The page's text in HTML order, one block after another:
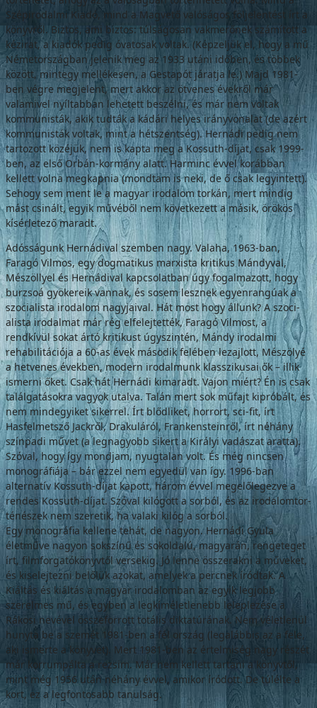
Szépirodalmi Kiadó, mind a Magvető valóságos följelentést írt a
könyvről. Biztos, ami biztos: túlságosan vakmerőnek számí­tott a
kézirat, a kiadók pedig óvatosak voltak. (Képzeljük el, hogy a mű
Németországban jelenik meg az 1933 utáni időben, és többek
között, mintegy mellékesen, a Gestapót járat­ja le.) Majd 1981-
ben végre megjelent, mert akkor az ötvenes évekről már
valamivel nyíl­tabban lehetett beszélni, és már nem voltak
kommunisták, akik tudták a kádári helyes irányvonalat (de azért
kommunisták voltak, mint a hétszentség). Hernádi pedig nem
tar­tozott közéjük, nem is kapta meg a Kossuth-díjat, csak 1999-
ben, az első Orbán-kormány alatt. Harminc évvel korábban
kellett volna megkapnia (mondtam is neki, de ő csak le­gyintett).
Sehogy sem ment le a magyar irodalom torkán, mert mindig
mást csinált, egyik művéből nem következett a másik, örö­kös
kísérletező maradt.
Adósságunk Hernádival szemben nagy. Valaha, 1963-ban,
Faragó Vilmos, egy dogma­tikus marxista kritikus Mándyval,
Mészöllyel és Hernádival kapcsolatban úgy fogalmazott, hogy
burzsoá gyökereik vannak, és sosem lesznek egyenrangúak a
szocialista irodalom nagyjaival. Hát most hogy állunk? A szoci­
alista irodalmat már rég elfelejtették, Fara­gó Vilmost, a
rendkívül sokat ártó kritikust úgyszintén, Mándy irodalmi
rehabilitációja a 60-as évek második felében lezajlott, Mészö­lyé
a hetvenes években, modern irodalmunk klasszikusai ők – illik
ismerni őket. Csak hát Hernádi kimaradt. Vajon miért? Én is csak
találgatásokra vagyok utalva. Talán mert sok műfajt kipróbált, és
nem mindegyiket sikerrel. Írt blődliket, horrort, sci-fit, írt
Hasfelmet­sző Jackről, Drakuláról, Frankensteinről, írt néhány
színpadi művet (a legnagyobb sikert a Királyi vadászat aratta).
Szóval, hogy így mondjam, nyugtalan volt. És még nincsen
monográfiája – bár ezzel nem egyedül van így. 1996-ban
alternatív Kossuth-díjat kapott, há­rom évvel megelőlegezve a
rendes Kossuth-dí­jat. Szóval kilógott a sorból, és az irodalomtör­
ténészek nem szeretik, ha valaki kilóg a sorból.
Egy monográfia kellene tehát, de nagyon. Hernádi Gyula
életműve nagyon sokszínű és sokoldalú, magyarán, rengeteget
írt, film­forgatókönyvtől versekig. Jó lenne összerak­ni a műveket,
és kiselejtezni belőlük azokat, amelyek a percnek íródtak. A
Kiáltás és kiál­tás a magyar irodalomban az egyik legjobb
szerelmes mű, és egyben a legkíméletlenebb leleplezése a
Rákosi nevével összeforrott to­tális diktatúrának. Nem véletlenül
hunyta be a szemét 1981-ben a fél ország (legalábbis az a fele,
aki ismerte a könyvet). Mert 1981-ben az értelmiség nagy részét
már korrumpálta a rezsim. Már nem kellett tartani a könyvtől,
mint még 1956 után néhány évvel, amikor íródott. De túlélte a
kort, ez a legfontosabb tanulság.